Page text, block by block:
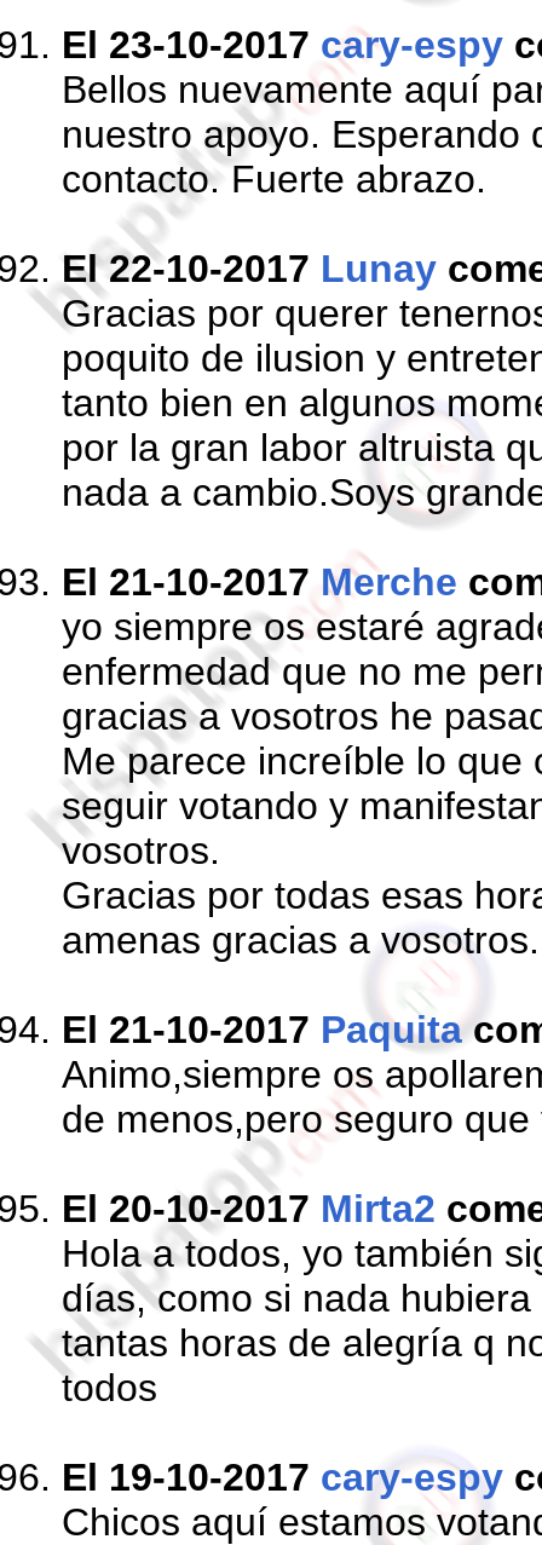
El 23-10-2017 cary-espy
Bellos nuevamente aquí
nuestro apoyo. Esperando
contacto. Fuerte abrazo.
El 22-10-2017 Lunay
Gracias por querer
poquito de ilusion y
tanto bien en algunos
por la gran labor altruista
nada a cambio.Soys
El 21-10-2017 Merche
yo siempre os estaré
enfermedad que no me
gracias a vosotros he
Me parece increíble lo que
seguir votando y
vosotros.
Gracias por todas esas
amenas gracias a vosotros.
El 21-10-2017 Paquita
Animo,siempre os
de menos,pero seguro
El 20-10-2017 Mirta2
Hola a todos, yo también
días, como si nada
tantas horas de alegría q
todos
El 19-10-2017 cary-espy
Chicos aquí estamos